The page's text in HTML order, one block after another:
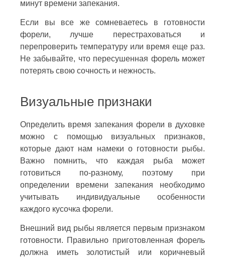
минут времени запекания.
Если вы все же сомневаетесь в готовности
форели, лучше перестраховаться и
перепроверить температуру или время еще раз.
Не забывайте, что пересушенная форель может
потерять свою сочность и нежность.
Визуальные признаки
Определить время запекания форели в духовке
можно с помощью визуальных признаков,
которые дают нам намеки о готовности рыбы.
Важно помнить, что каждая рыба может
готовиться по-разному, поэтому при
определении времени запекания необходимо
учитывать индивидуальные особенности
каждого кусочка форели.
Внешний вид рыбы является первым признаком
готовности. Правильно приготовленная форель
должна иметь золотистый или коричневый